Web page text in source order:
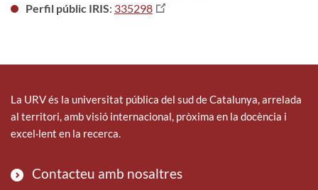
Perfil públic IRIS: 335298
La URV és la universitat pública del sud de Catalunya, arrelada
al territori, amb visió internacional, pròxima en la docència i
excel·lent en la recerca.
Contacteu amb nosaltres